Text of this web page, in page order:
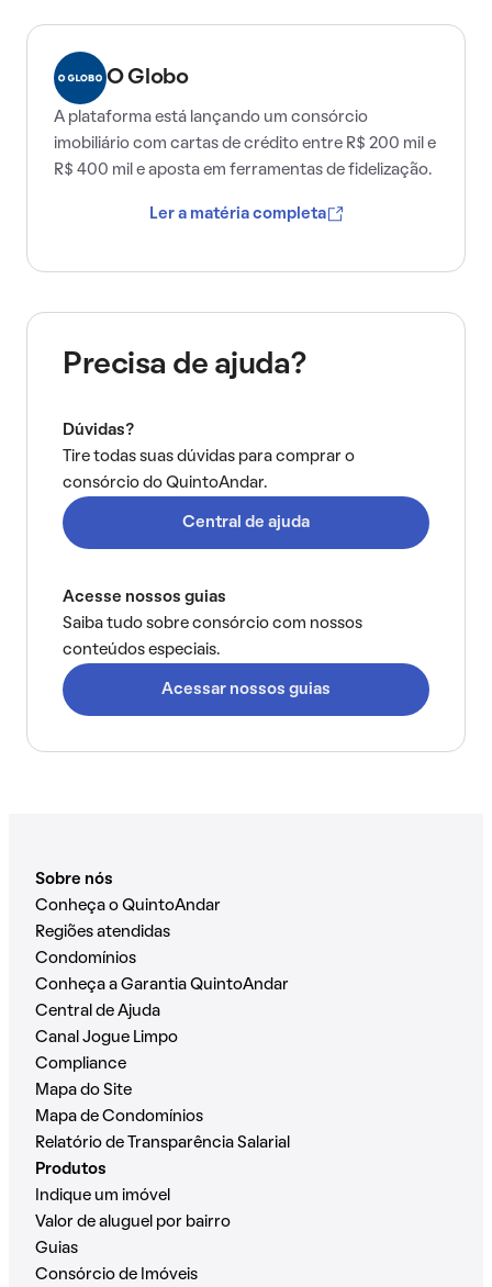
O Globo
A plataforma está lançando um consórcio
imobiliário com cartas de crédito entre R$ 200 mil e
R$ 400 mil e aposta em ferramentas de fidelização.
Ler a matéria completa
Precisa de ajuda?
Dúvidas?
Tire todas suas dúvidas para comprar o
consórcio do QuintoAndar.
Central de ajuda
Acesse nossos guias
Saiba tudo sobre consórcio com nossos
conteúdos especiais.
Acessar nossos guias
Sobre nós
Conheça o QuintoAndar
Regiões atendidas
Condomínios
Conheça a Garantia QuintoAndar
Central de Ajuda
Canal Jogue Limpo
Compliance
Mapa do Site
Mapa de Condomínios
Relatório de Transparência Salarial
Produtos
Indique um imóvel
Valor de aluguel por bairro
Guias
Consórcio de Imóveis